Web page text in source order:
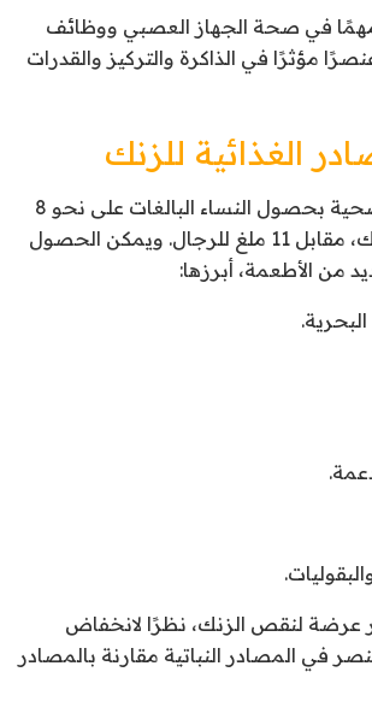
مهمًا في صحة الجهاز العصبي ووظائف
مؤثرًا في الذاكرة والتركيز والقدرات
الغذائية للزنك
توصي الجهات الصحية بحصول النساء البالغات على نحو 8
ملغ يوميًا من الزنك، مقابل 11 ملغ للرجال. ويمكن الحصول
من الأطعمة، أبرزها:
عرضة لنقص الزنك، نظرًا لانخفاض
في المصادر النباتية مقارنة بالمصادر